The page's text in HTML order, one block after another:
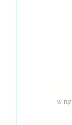
קמ"ש